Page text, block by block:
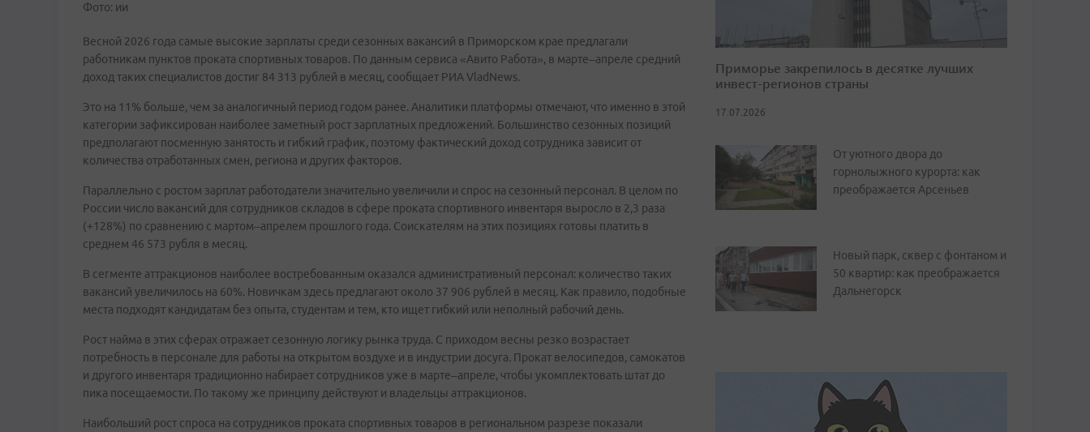
Фото: ии
Весной 2026 года самые высокие зарплаты среди сезонных вакансий в Приморском крае предлагали
работникам пунктов проката спортивных товаров. По данным сервиса «Авито Работа», в марте–апреле средний
доход таких специалистов достиг 84 313 рублей в месяц, сообщает РИА VladNews.
Это на 11% больше, чем за аналогичный период годом ранее. Аналитики платформы отмечают, что именно в этой
категории зафиксирован наиболее заметный рост зарплатных предложений. Большинство сезонных позиций
предполагают посменную занятость и гибкий график, поэтому фактический доход сотрудника зависит от
количества отработанных смен, региона и других факторов.
Параллельно с ростом зарплат работодатели значительно увеличили и спрос на сезонный персонал. В целом по
России число вакансий для сотрудников складов в сфере проката спортивного инвентаря выросло в 2,3 раза
(+128%) по сравнению с мартом–апрелем прошлого года. Соискателям на этих позициях готовы платить в
среднем 46 573 рубля в месяц.
В сегменте аттракционов наиболее востребованным оказался административный персонал: количество таких
вакансий увеличилось на 60%. Новичкам здесь предлагают около 37 906 рублей в месяц. Как правило, подобные
места подходят кандидатам без опыта, студентам и тем, кто ищет гибкий или неполный рабочий день.
Рост найма в этих сферах отражает сезонную логику рынка труда. С приходом весны резко возрастает
потребность в персонале для работы на открытом воздухе и в индустрии досуга. Прокат велосипедов, самокатов
и другого инвентаря традиционно набирает сотрудников уже в марте–апреле, чтобы укомплектовать штат до
пика посещаемости. По такому же принципу действуют и владельцы аттракционов.
Наибольший рост спроса на сотрудников проката спортивных товаров в региональном разрезе показали
Приморье закрепилось в десятке лучших
инвест-регионов страны
17.07.2026
От уютного двора до
горнолыжного курорта: как
преображается Арсеньев
Новый парк, сквер с фонтаном и
50 квартир: как преображается
Дальнегорск